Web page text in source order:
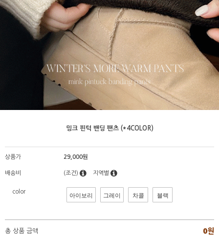
밍크 핀턱 밴딩 팬츠 (*4COLOR)
상품가 29,000원
배송비 (조건) 지역별
color 아이보리 그레이 차콜 블랙
총 상품 금액 0원